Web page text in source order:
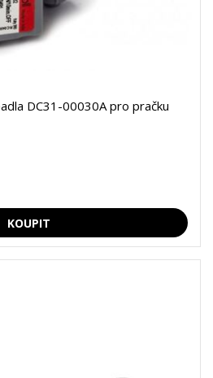
DC31-00030A pro pračku